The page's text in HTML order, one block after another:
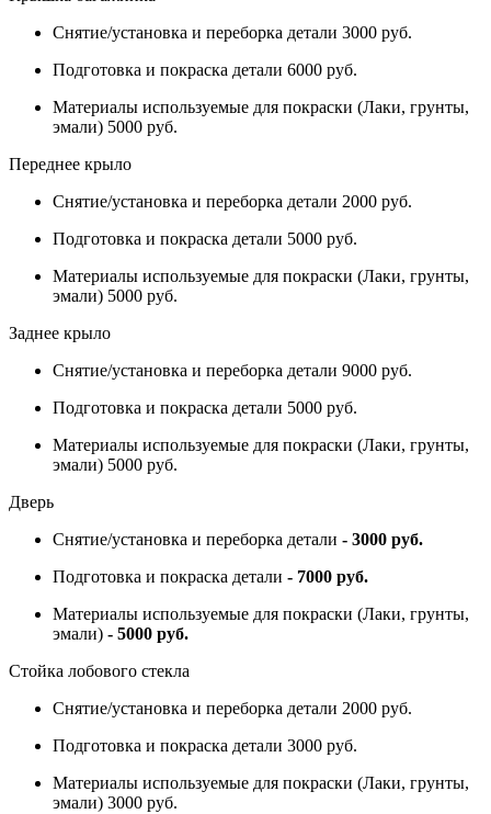
Снятие/установка и переборка детали 3000 руб.
Подготовка и покраска детали 6000 руб.
Материалы используемые для покраски (Лаки, грунты,
эмали) 5000 руб.
Переднее крыло
Снятие/установка и переборка детали 2000 руб.
Подготовка и покраска детали 5000 руб.
Материалы используемые для покраски (Лаки, грунты,
эмали) 5000 руб.
Заднее крыло
Снятие/установка и переборка детали 9000 руб.
Подготовка и покраска детали 5000 руб.
Материалы используемые для покраски (Лаки, грунты,
эмали) 5000 руб.
Дверь
Снятие/установка и переборка детали - 3000 руб.
Подготовка и покраска детали - 7000 руб.
Материалы используемые для покраски (Лаки, грунты,
эмали) - 5000 руб.
Стойка лобового стекла
Снятие/установка и переборка детали 2000 руб.
Подготовка и покраска детали 3000 руб.
Материалы используемые для покраски (Лаки, грунты,
эмали) 3000 руб.